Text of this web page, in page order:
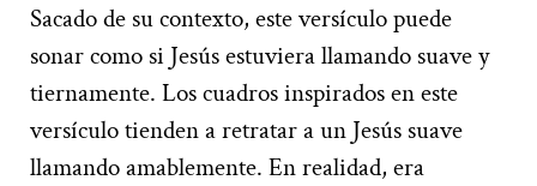
Sacado de su contexto, este versículo puede
sonar como si Jesús estuviera llamando suave y
tiernamente. Los cuadros inspirados en este
versículo tienden a retratar a un Jesús suave
llamando amablemente. En realidad, era